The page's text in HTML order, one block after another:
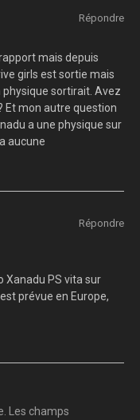
Répondre
mais depuis
girls est sortie mais
sortirait. Avez
Et mon autre question
a une physique sur
aucune
Répondre
Xanadu PS vita sur
prévue en Europe,
Les champs